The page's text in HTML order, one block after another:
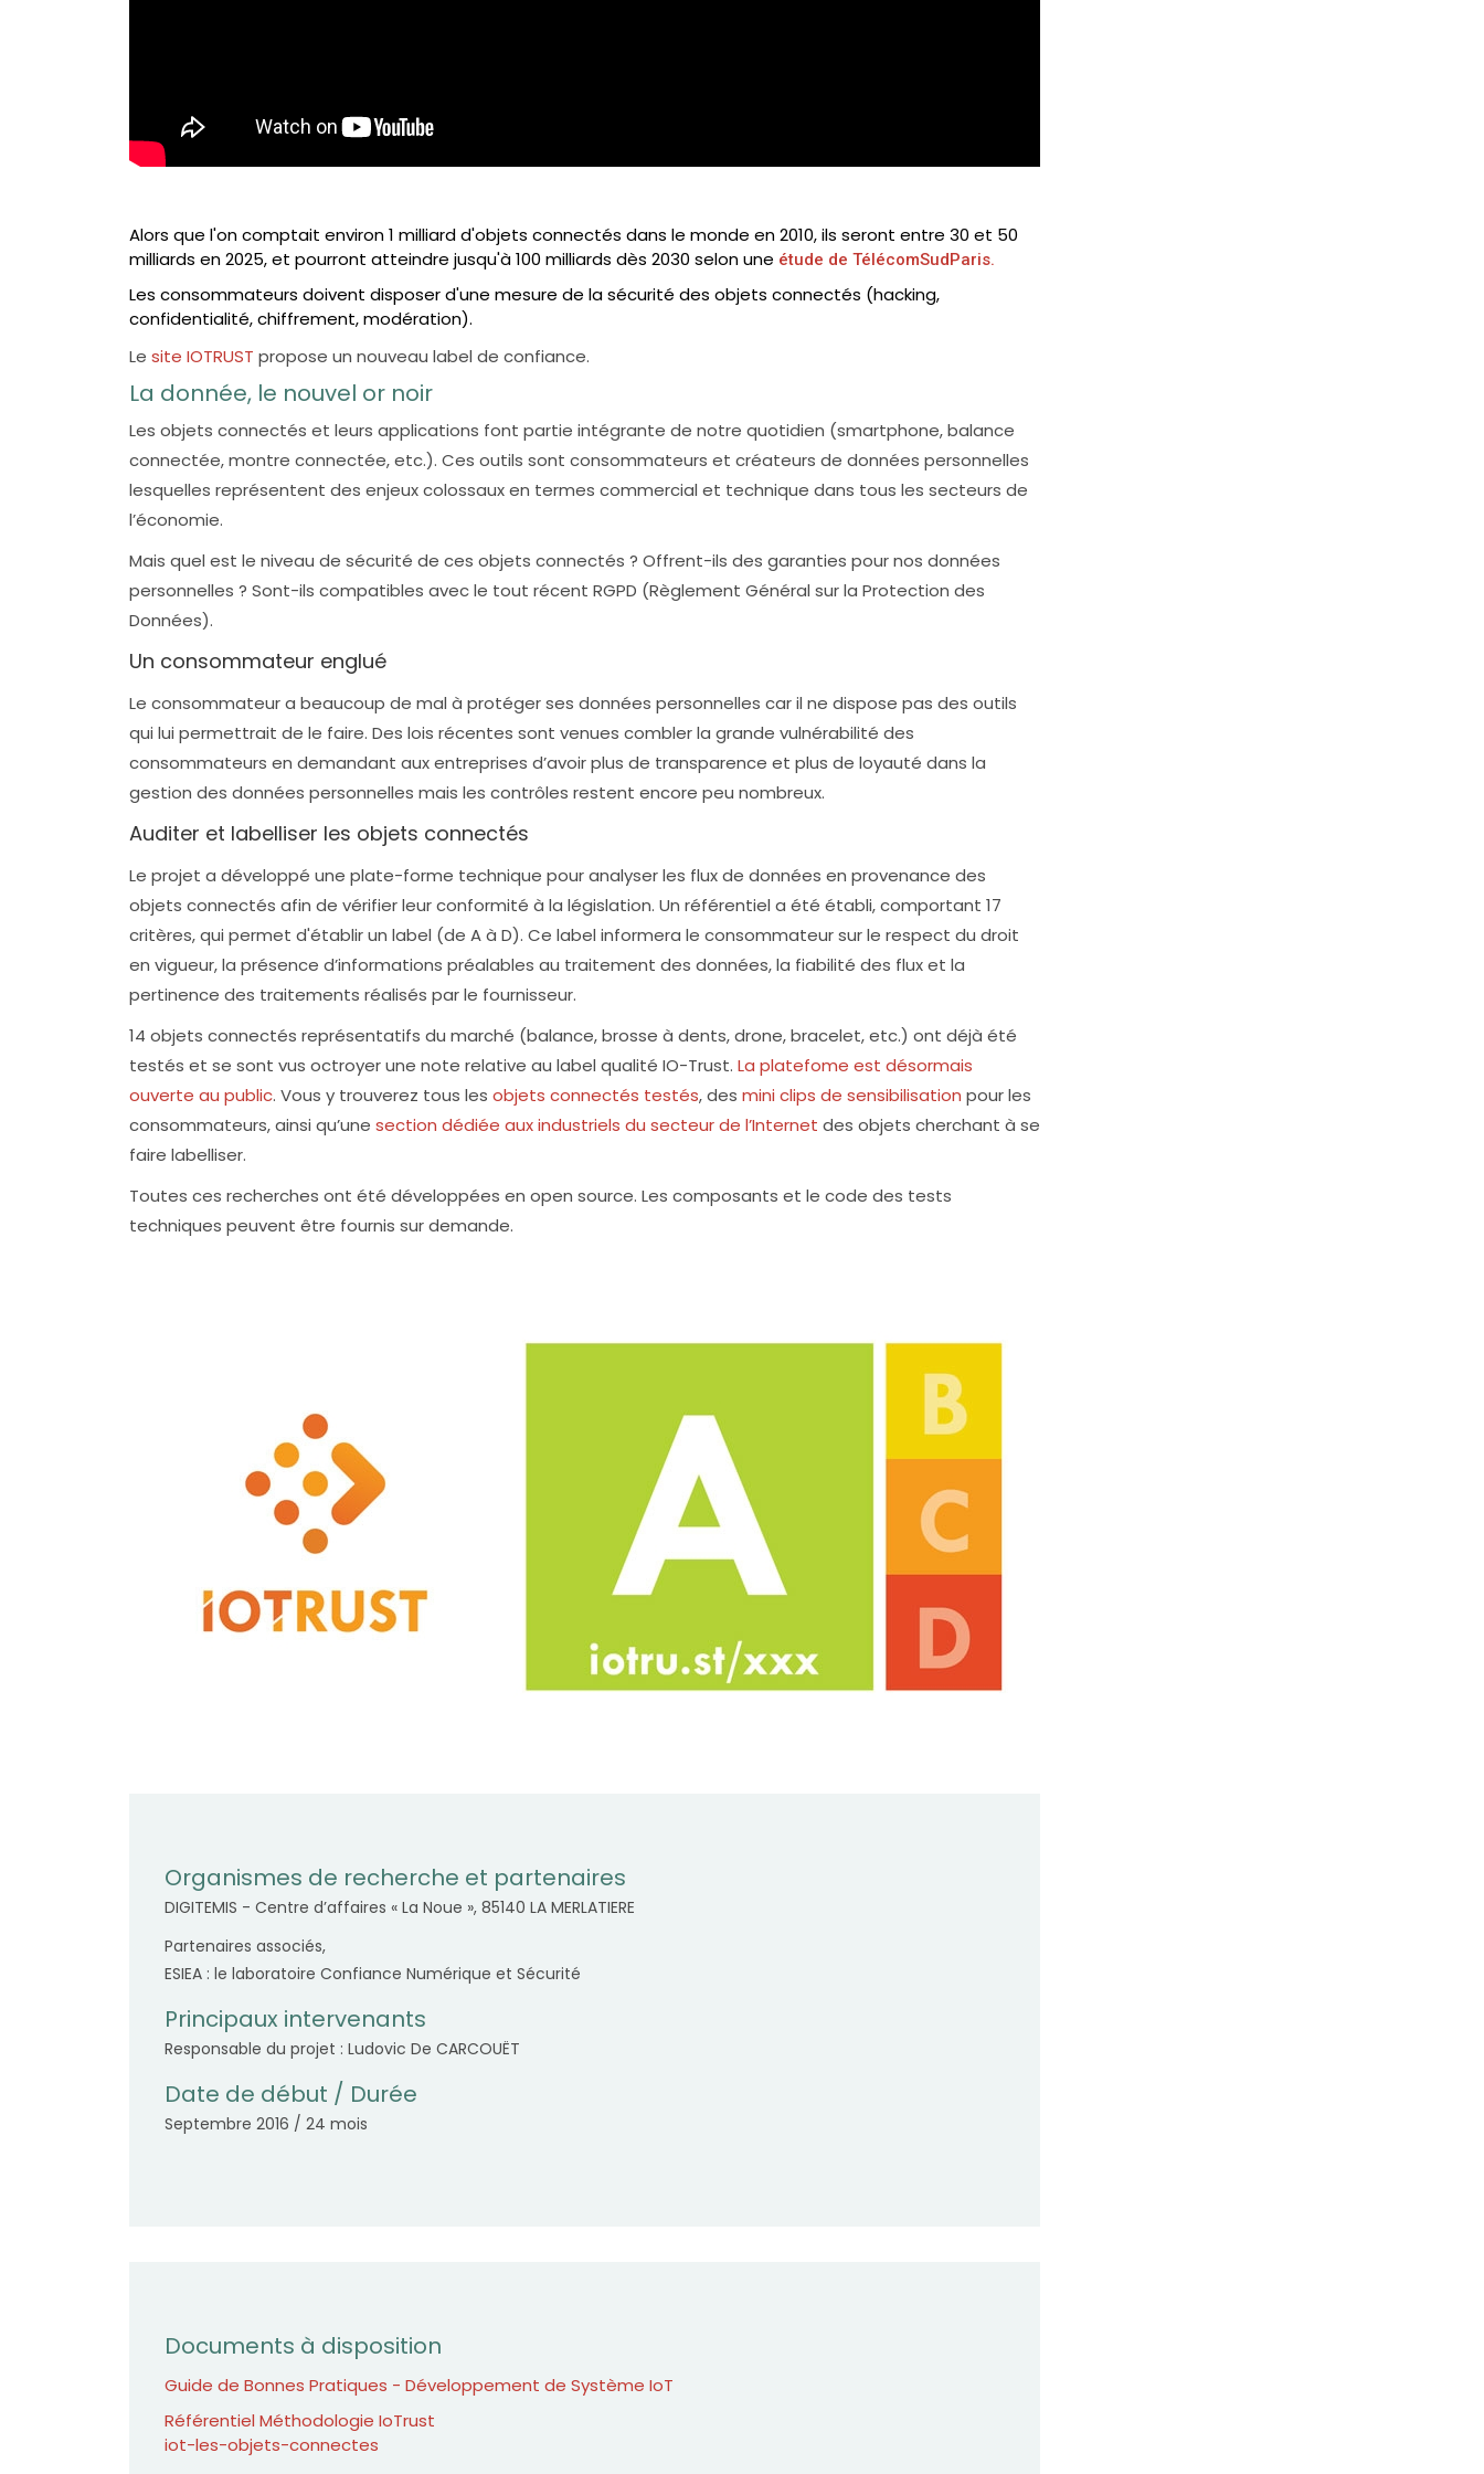
Alors que l'on comptait environ 1 milliard d'objets connectés dans le monde en 2010, ils seront entre 30 et 50
milliards en 2025, et pourront atteindre jusqu'à 100 milliards dès 2030 selon une étude de TélécomSudParis.
Les consommateurs doivent disposer d'une mesure de la sécurité des objets connectés (hacking,
confidentialité, chiffrement, modération).
Le site IOTRUST propose un nouveau label de confiance.
La donnée, le nouvel or noir
Les objets connectés et leurs applications font partie intégrante de notre quotidien (smartphone, balance
connectée, montre connectée, etc.). Ces outils sont consommateurs et créateurs de données personnelles
lesquelles représentent des enjeux colossaux en termes commercial et technique dans tous les secteurs de
l’économie.
Mais quel est le niveau de sécurité de ces objets connectés ? Offrent-ils des garanties pour nos données
personnelles ? Sont-ils compatibles avec le tout récent RGPD (Règlement Général sur la Protection des
Données).
Un consommateur englué
Le consommateur a beaucoup de mal à protéger ses données personnelles car il ne dispose pas des outils
qui lui permettrait de le faire. Des lois récentes sont venues combler la grande vulnérabilité des
consommateurs en demandant aux entreprises d’avoir plus de transparence et plus de loyauté dans la
gestion des données personnelles mais les contrôles restent encore peu nombreux.
Auditer et labelliser les objets connectés
Le projet a développé une plate-forme technique pour analyser les flux de données en provenance des
objets connectés afin de vérifier leur conformité à la législation. Un référentiel a été établi, comportant 17
critères, qui permet d'établir un label (de A à D). Ce label informera le consommateur sur le respect du droit
en vigueur, la présence d’informations préalables au traitement des données, la fiabilité des flux et la
pertinence des traitements réalisés par le fournisseur.
14 objets connectés représentatifs du marché (balance, brosse à dents, drone, bracelet, etc.) ont déjà été
testés et se sont vus octroyer une note relative au label qualité IO-Trust. La platefome est désormais
ouverte au public. Vous y trouverez tous les objets connectés testés, des mini clips de sensibilisation pour les
consommateurs, ainsi qu’une section dédiée aux industriels du secteur de l’Internet des objets cherchant à se
faire labelliser.
Toutes ces recherches ont été développées en open source. Les composants et le code des tests
techniques peuvent être fournis sur demande.
Organismes de recherche et partenaires
DIGITEMIS - Centre d’affaires « La Noue », 85140 LA MERLATIERE
Partenaires associés,
ESIEA : le laboratoire Confiance Numérique et Sécurité
Principaux intervenants
Responsable du projet : Ludovic De CARCOUËT
Date de début / Durée
Septembre 2016 / 24 mois
Documents à disposition
Guide de Bonnes Pratiques - Développement de Système IoT
Référentiel Méthodologie IoTrust
iot-les-objets-connectes